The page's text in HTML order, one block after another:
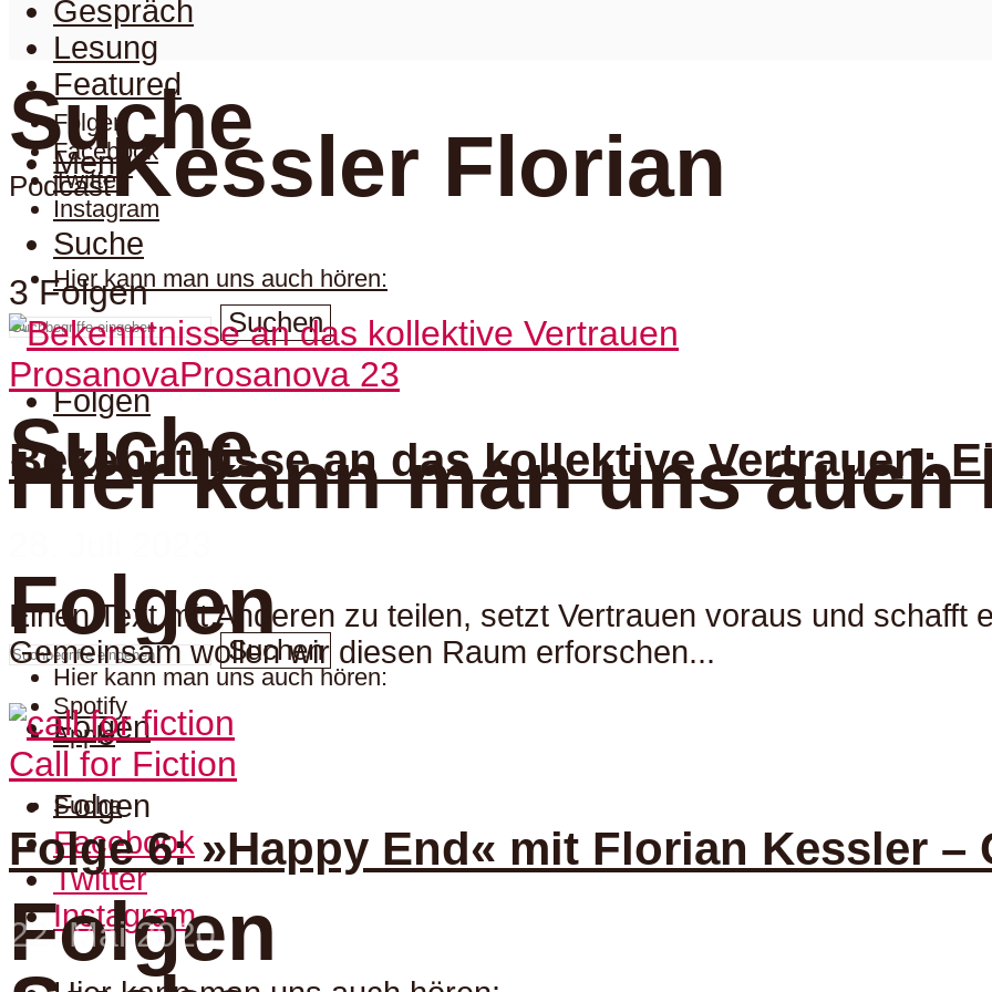
Folgen
Facebook
Twitter
Instagram
Hier kann man uns auch hören:
Hier kann man uns auch
Hier kann man uns auch hören:
Spotify
Apple
Suche
Suche
Suchen
Folgen
Folgen
Folgen
Facebook
Twitter
Instagram
Gespräch
Lesung
Featured
Menu
Suche
Suche
Suchen
Folgen
Folgen
PodcastKessler Florian
3 Folgen
ProsanovaProsanova 23
Bekenntnisse an das kollektive Vertrauen:
Einen Text mit Anderen zu teilen, setzt Vertrauen voraus und schafft
Gemeinsam wollen wir diesen Raum erforschen...
Call for Fiction
Folge 6: »Happy End« mit Florian Kessler –
22. Mai 2020